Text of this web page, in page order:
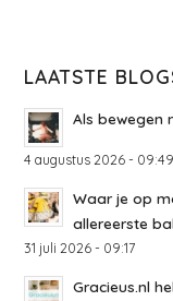
LAATSTE
Als bewegen
4 augustus 2026 - 09:49
Waar je op
allereerste
31 juli 2026 - 09:17
Gracieus.nl